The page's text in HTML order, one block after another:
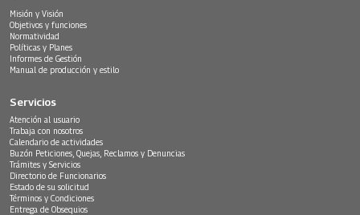
Misión y Visión
Objetivos y funciones
Normatividad
Políticas y Planes
Informes de Gestión
Manual de producción y estilo
Servicios
Atención al usuario
Trabaja con nosotros
Calendario de actividades
Buzón Peticiones, Quejas, Reclamos y Denuncias
Trámites y Servicios
Directorio de Funcionarios
Estado de su solicitud
Términos y Condiciones
Entrega de Obsequios